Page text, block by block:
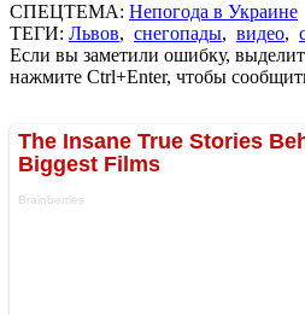
СПЕЦТЕМА: Непогода в Украине
ТЕГИ: Львов, снегопады, видео,
Если вы заметили ошибку,
нажмите Ctrl+Enter, чтобы